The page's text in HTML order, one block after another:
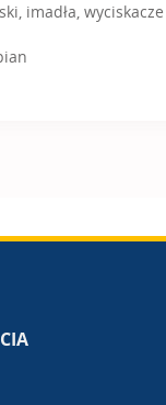
imadła, wyciskacze